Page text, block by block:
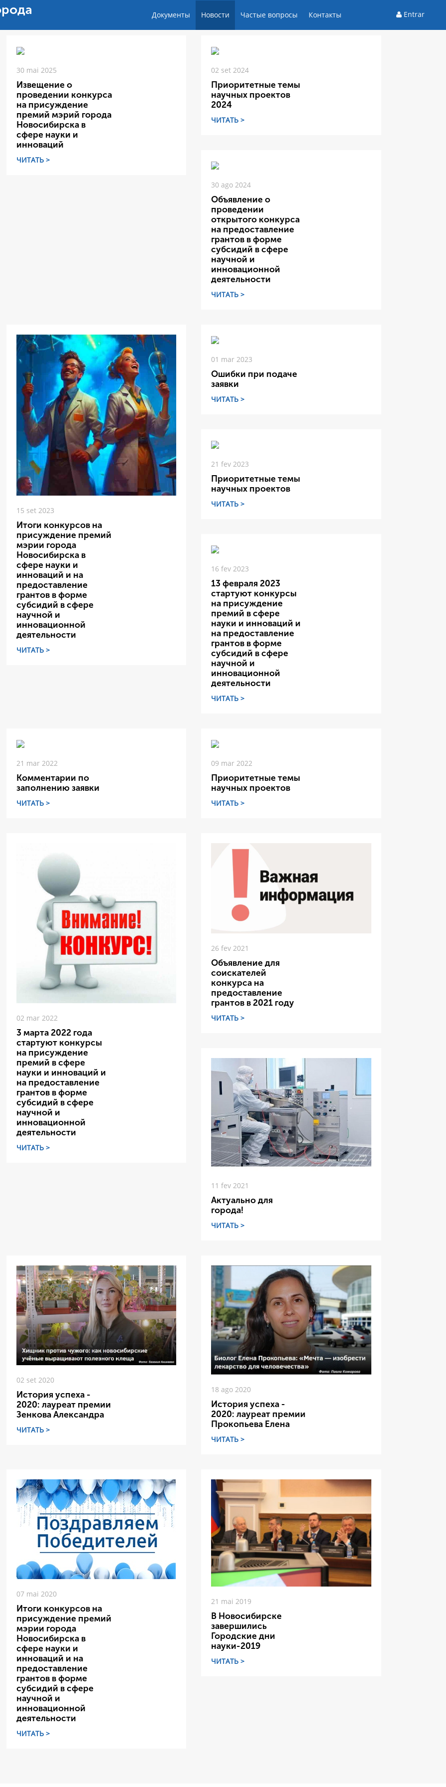
Документы Новости Частые вопросы Контакты Entrar
30 mai 2025
Извещение о
проведении конкурса
на присуждение
премий мэрий города
Новосибирска в
сфере науки и
инноваций
ЧИТАТЬ >
02 set 2024
Приоритетные темы
научных проектов
2024
ЧИТАТЬ >
30 ago 2024
Объявление о
проведении
открытого конкурса
на предоставление
грантов в форме
субсидий в сфере
научной и
инновационной
деятельности
ЧИТАТЬ >
15 set 2023
Итоги конкурсов на
присуждение премий
мэрии города
Новосибирска в
сфере науки и
инноваций и на
предоставление
грантов в форме
субсидий в сфере
научной и
инновационной
деятельности
ЧИТАТЬ >
01 mar 2023
Ошибки при подаче
заявки
ЧИТАТЬ >
21 fev 2023
Приоритетные темы
научных проектов
ЧИТАТЬ >
16 fev 2023
13 февраля 2023
стартуют конкурсы
на присуждение
премий в сфере
науки и инноваций и
на предоставление
грантов в форме
субсидий в сфере
научной и
инновационной
деятельности
ЧИТАТЬ >
21 mar 2022
Комментарии по
заполнению заявки
ЧИТАТЬ >
09 mar 2022
Приоритетные темы
научных проектов
ЧИТАТЬ >
02 mar 2022
3 марта 2022 года
стартуют конкурсы
на присуждение
премий в сфере
науки и инноваций и
на предоставление
грантов в форме
субсидий в сфере
научной и
инновационной
деятельности
ЧИТАТЬ >
26 fev 2021
Объявление для
соискателей
конкурса на
предоставление
грантов в 2021 году
ЧИТАТЬ >
11 fev 2021
Актуально для
города!
ЧИТАТЬ >
02 set 2020
История успеха -
2020: лауреат премии
Зенкова Александра
ЧИТАТЬ >
18 ago 2020
История успеха -
2020: лауреат премии
Прокопьева Елена
ЧИТАТЬ >
07 mai 2020
Итоги конкурсов на
присуждение премий
мэрии города
Новосибирска в
сфере науки и
инноваций и на
предоставление
грантов в форме
субсидий в сфере
научной и
инновационной
деятельности
ЧИТАТЬ >
21 mai 2019
В Новосибирске
завершились
Городские дни
науки-2019
ЧИТАТЬ >